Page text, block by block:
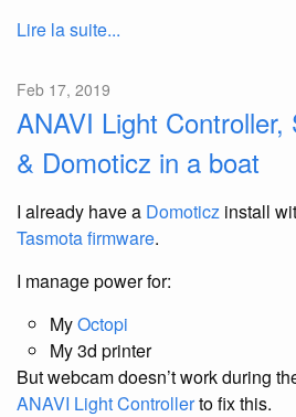
Lire la suite...
Feb 17, 2019
ANAVI Light Controller,
& Domoticz in a boat
I already have a Domoticz install
Tasmota firmware.
I manage power for:
MyOctopi
My 3d printer
But webcam doesn’t work during
ANAVI Light Controllerto fix this.